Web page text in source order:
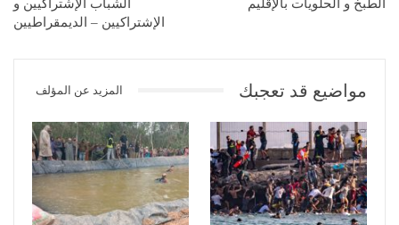
الطبخ و الحلويات بالإقليم
الشباب الإشتراكيين و
الإشتراكيين – الديمقراطيين
مواضيع قد تعجبك المزيد عن المؤلف